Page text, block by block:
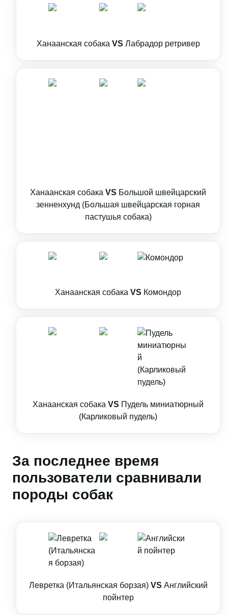
Ханаанская собака VS Лабрадор ретривер
Ханаанская собака VS Большой швейцарский
зенненхунд (Большая швейцарская горная
пастушья собака)
Ханаанская собака VS Комондор
Ханаанская собака VS Пудель миниатюрный
(Карликовый пудель)
За последнее время
пользователи сравнивали
породы собак
Левретка (Итальянская борзая) VS Английский
пойнтер